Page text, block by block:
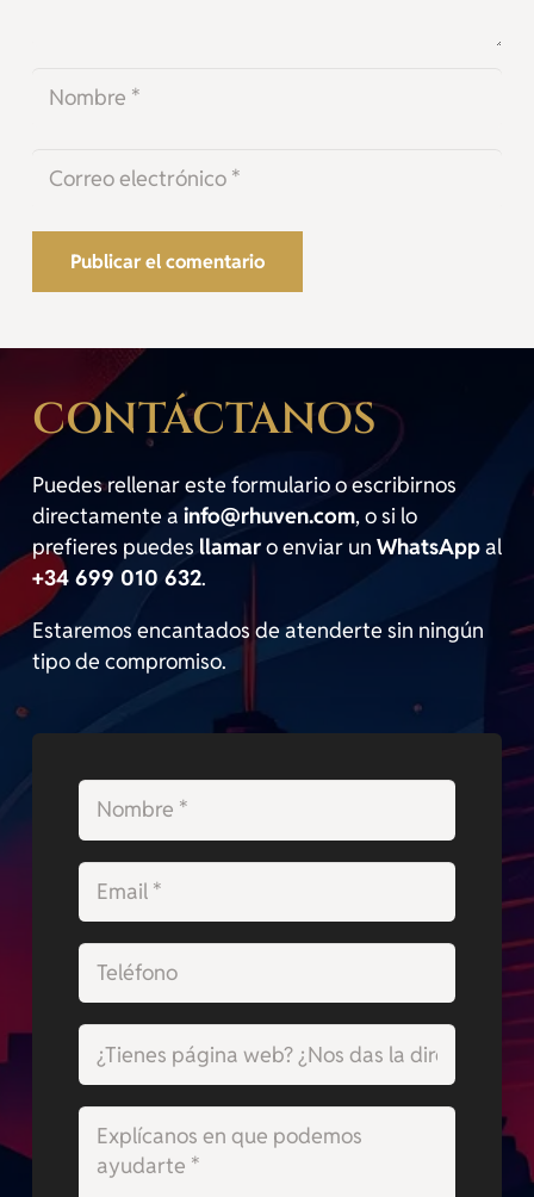
Publicar el comentario
CONTÁCTANOS
Puedes rellenar este formulario o escribirnos
directamente a info@rhuven.com, o si lo
prefieres puedes llamaro enviar un WhatsAppal
+34 699 010 632.
Estaremos encantados de atenderte sin ningún
tipo de compromiso.